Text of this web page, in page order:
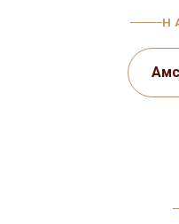
звертатися
враховує
Хтось намагається